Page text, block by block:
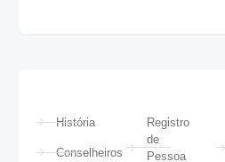
História
Conselheiros
Registro
de
Pessoa